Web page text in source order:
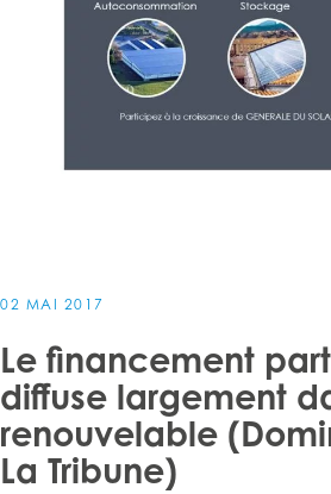
02 MAI 2017
Le financement
diffuse largement
renouvelable
La Tribune)